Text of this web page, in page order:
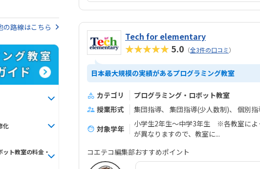
の路線はこちら
化
ト教室の料金・
Tech for elementary
★★★★★ 5.0 （全3件の口コミ）
日本最大規模の実績があるプログラミング教室
カテゴリ
プログラミング・ロボット教室
授業形式
集団指導 集団指導(少人数制)
個別指
対象学年
小学生2年生～中学3年生 ※各教室によ
が異なりますので、教室に...
コエテコ編集部おすすめポイント